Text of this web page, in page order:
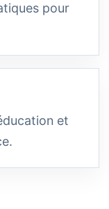
pour
et